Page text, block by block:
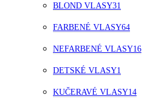
BLOND VLASY31
FARBENÉ VLASY64
NEFARBENÉ VLASY16
DETSKÉ VLASY1
KUČERAVÉ VLASY14